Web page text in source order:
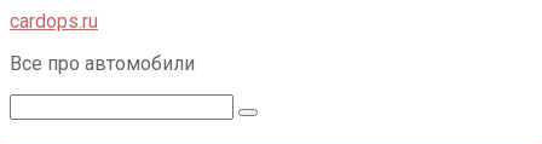
Перейти
контенту
cardops.ru
Все про автомобили